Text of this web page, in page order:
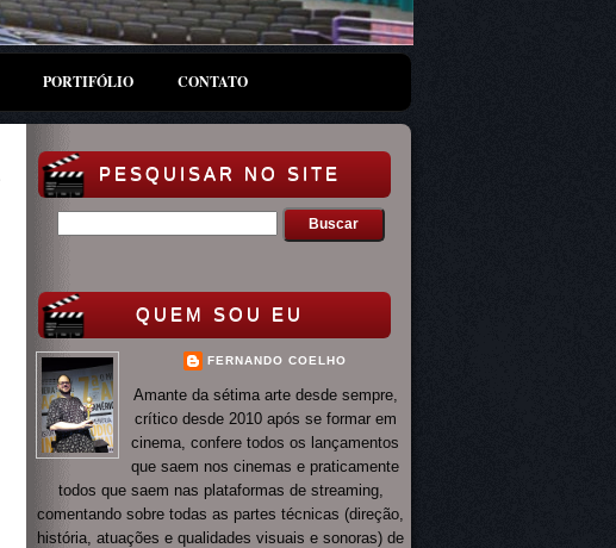
PORTIFÓLIO CONTATO
PESQUISAR NO SITE
QUEM SOU EU
FERNANDO COELHO
Amante da sétima arte desde sempre,
crítico desde 2010 após se formar em
cinema, confere todos os lançamentos
que saem nos cinemas e praticamente
todos que saem nas plataformas de streaming,
comentando sobre todas as partes técnicas (direção,
história, atuações e qualidades visuais e sonoras) de